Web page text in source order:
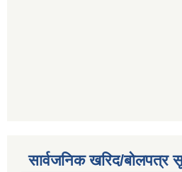
सार्वजनिक खरिद/बोलपत्र